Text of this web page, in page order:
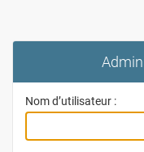
Nom d’utilisateur :